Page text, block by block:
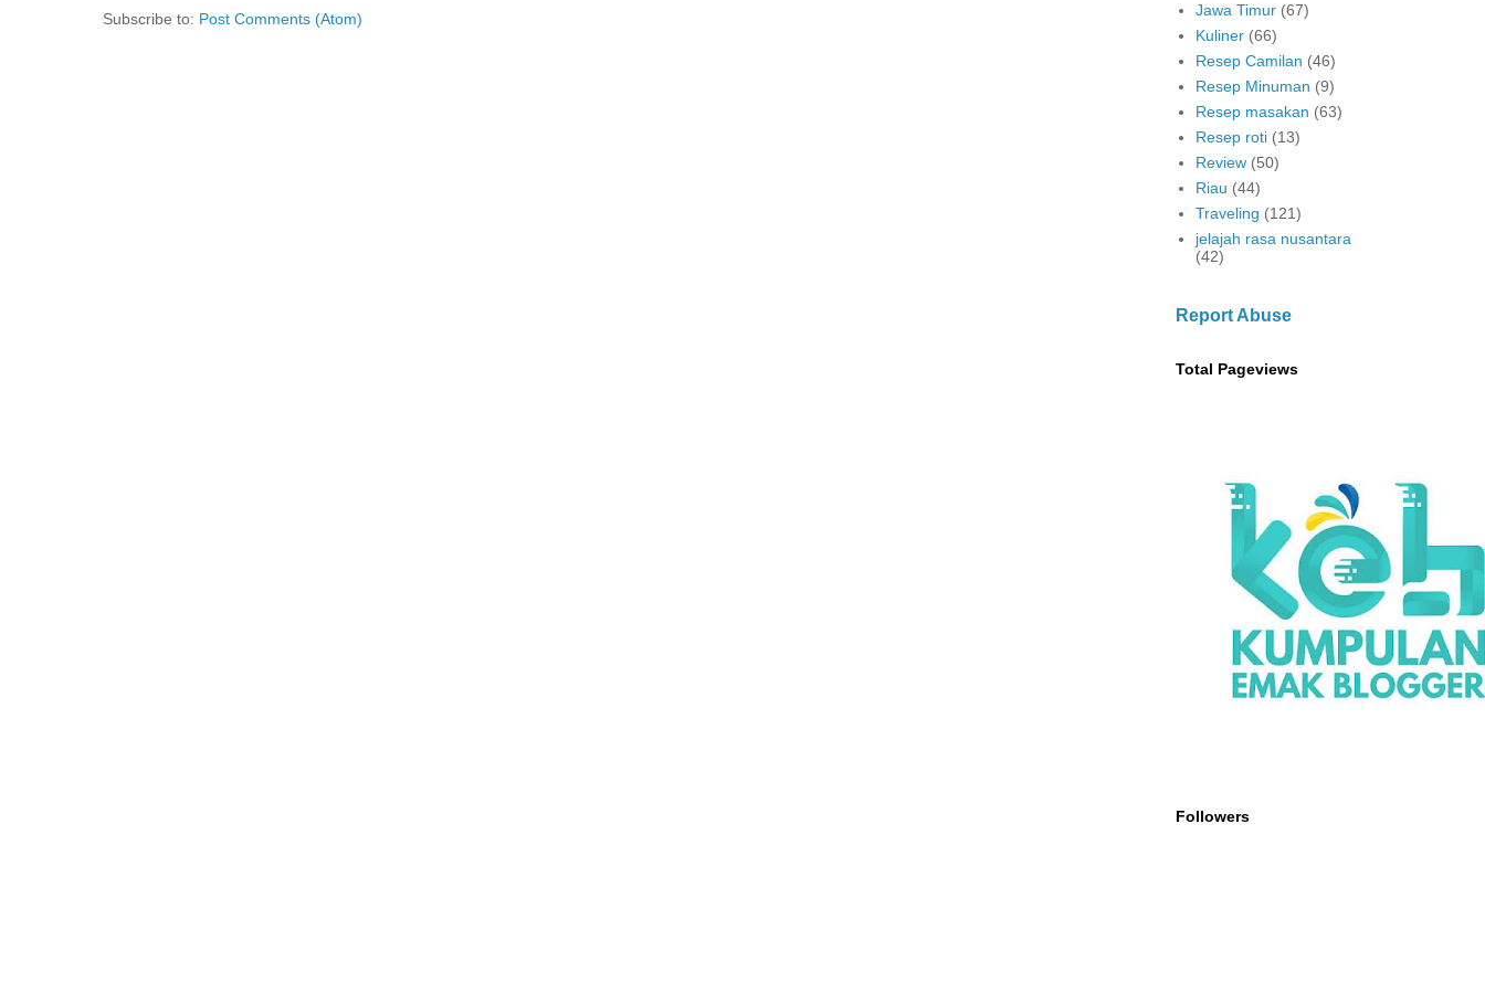
Subscribe to: Post Comments (Atom)
Jawa Timur (67)
Kuliner (66)
Resep Camilan (46)
Resep Minuman (9)
Resep masakan (63)
Resep roti (13)
Review (50)
Riau (44)
Traveling (121)
jelajah rasa nusantara
(42)
Report Abuse
Total Pageviews
Followers